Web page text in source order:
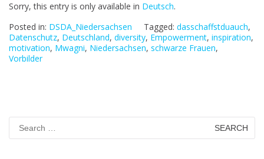
Am
Tag
1
unserer
wir
Ihnen
Sorry, this entry is only available in Deutsch.
Posted in: DSDA_Niedersachsen Tagged: dasschaffstduauch,
Datenschutz, Deutschland, diversity, Empowerment, inspiration,
motivation, Mwagni, Niedersachsen, schwarze Frauen,
Vorbilder
Search
for: